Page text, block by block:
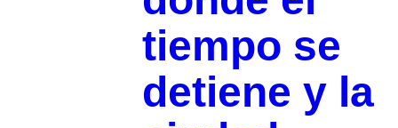
tiempo se
detiene y la